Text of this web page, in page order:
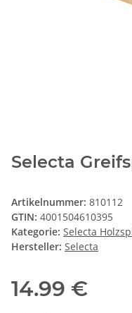
Selecta
Artikelnummer: 810112
GTIN: 4001504610395
Kategorie: Selecta
Hersteller: Selecta
14.99 €